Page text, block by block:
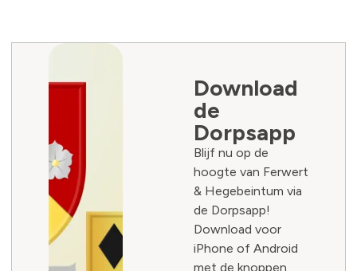
Download
de
Dorpsapp
Blijf nu op de
hoogte van Ferwert
& Hegebeintum via
de Dorpsapp!
Download voor
iPhone of Android
met de knoppen